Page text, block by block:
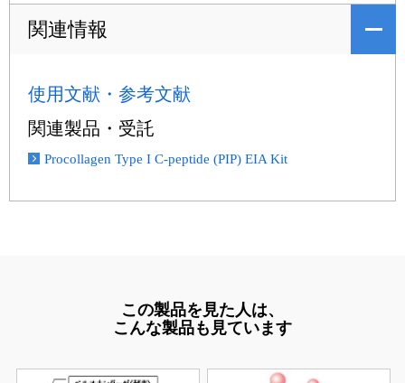
関連情報
使用文献・参考文献
関連製品・受託
Procollagen Type I C-peptide (PIP) EIA Kit
この製品を見た人は、
こんな製品も見ています